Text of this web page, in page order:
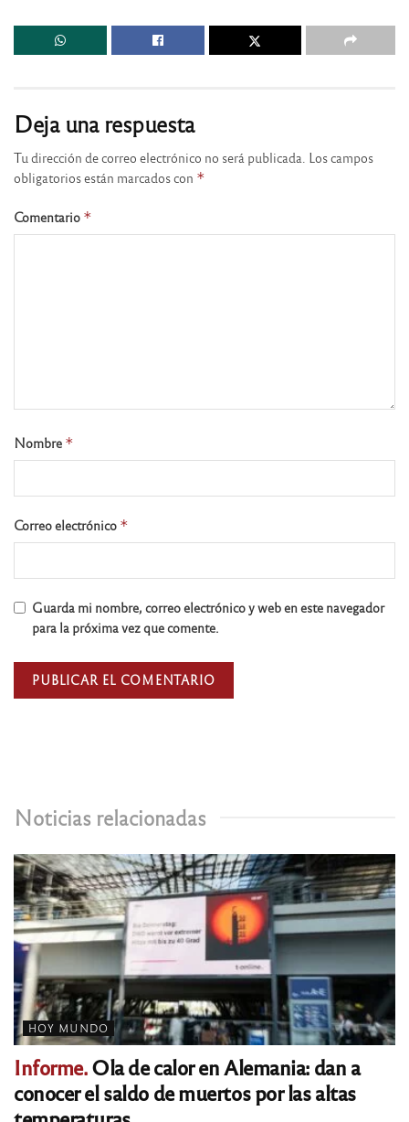
Noticias relacionadas
HOY MUNDO
Informe.Ola de calor en Alemania: dan a
conocer el saldo de muertos por las altas
Deja una respuesta
Tu dirección de correo electrónico no será publicada. Los campos
obligatorios están marcados con *
Comentario *
Nombre *
Correo electrónico *
Guarda mi nombre, correo electrónico y web en este navegador
para la próxima vez que comente.